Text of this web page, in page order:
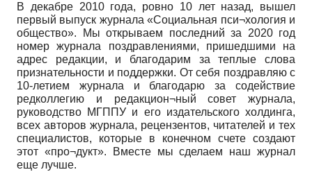
В декабре 2010 года, ровно 10 лет назад, вышел
первый выпуск журнала «Социальная пси¬хология и
общество». Мы открываем последний за 2020 год
номер журнала поздравлениями, пришедшими на
адрес редакции, и благодарим за теплые слова
признательности и поддержки. От себя поздравляю с
10-летием журнала и благодарю за содействие
редколлегию и редакцион¬ный совет журнала,
руководство МГППУ и его издательского холдинга,
всех авторов журнала, рецензентов, читателей и тех
специалистов, которые в конечном счете создают
этот «про¬дукт». Вместе мы сделаем наш журнал
еще лучше.